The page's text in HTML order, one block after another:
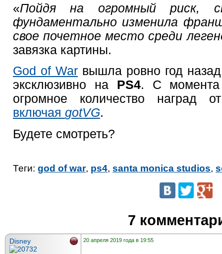
«Пойдя на огромный риск,
фундаментально изменила
свое почетное место среди
завязка картины.
God of War вышла ровно год
эксклюзивно на PS4. С момента
огромное количество наград
включая gotVG.
Будете смотреть?
Теги: god of war, ps4, santa monica studios,
7
Disney 20 апреля 2019 года в 19:55